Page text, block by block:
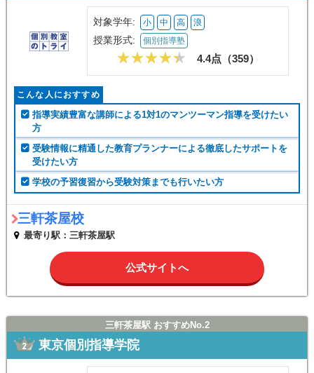
対象学年: 小 中 高 浪
授業形式: 個別指導塾
4.4点（359）
こんな人におすすめ
指導実績豊富な講師による1対1のマンツーマン指導を受けたい
方
受験情報に精通した教育プランナーによる徹底したサポートを
受けたい方
学校の予習復習から受験対策までも行いたい方
三軒茶屋校
最寄り駅：三軒茶屋駅
公式サイトへ
三軒茶屋駅 おすすめNo.2
東京個別指導学院